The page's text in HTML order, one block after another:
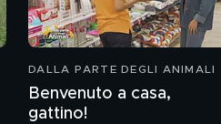
DALLA PARTE DEGLI ANIMALI
Benvenuto a casa,
gattino!